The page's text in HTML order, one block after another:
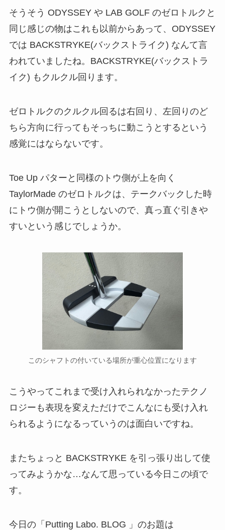
そうそう ODYSSEY や LAB GOLF のゼロトルクと
同じ感じの物はこれも以前からあって、ODYSSEY
では BACKSTRYKE(バックストライク) なんて言
われていましたね。BACKSTRYKE(バックストラ
イク) もクルクル回ります。
ゼロトルクのクルクル回るは右回り、左回りのど
ちら方向に行ってもそっちに動こうとするという
感覚にはならないです。
Toe Up パターと同様のトウ側が上を向く
TaylorMade のゼロトルクは、テークバックした時
にトウ側が開こうとしないので、真っ直ぐ引きや
すいという感じでしょうか。
このシャフトの付いている場所が重心位置になります
こうやってこれまで受け入れられなかったテクノ
ロジーも表現を変えただけでこんなにも受け入れ
られるようになるっていうのは面白いですね。
またちょっと BACKSTRYKE を引っ張り出して使
ってみようかな…なんて思っている今日この頃で
す。
今日の「Putting Labo. BLOG 」のお題は